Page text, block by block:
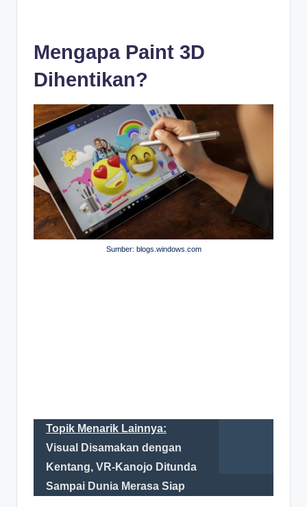
Mengapa Paint 3D
Dihentikan?
Sumber: blogs.windows.com
Topik Menarik Lainnya:
Visual Disamakan dengan
Kentang, VR-Kanojo Ditunda
Sampai Dunia Merasa Siap